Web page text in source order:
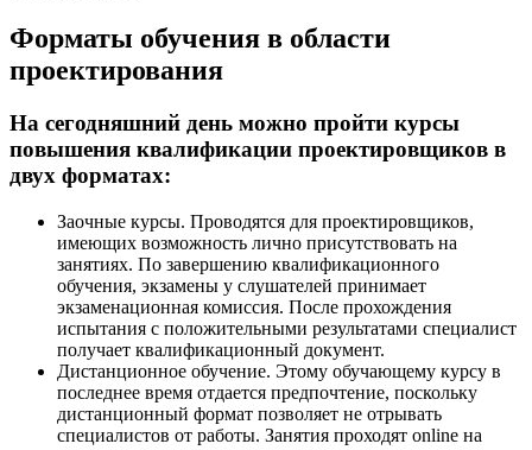
Форматы обучения в области
проектирования
На сегодняшний день можно пройти курсы
повышения квалификации проектировщиков в
двух форматах:
Заочные курсы. Проводятся для проектировщиков,
имеющих возможность лично присутствовать на
занятиях. По завершению квалификационного
обучения, экзамены у слушателей принимает
экзаменационная комиссия. После прохождения
испытания с положительными результатами специалист
получает квалификационный документ.
Дистанционное обучение. Этому обучающему курсу в
последнее время отдается предпочтение, поскольку
дистанционный формат позволяет не отрывать
специалистов от работы. Занятия проходят online на